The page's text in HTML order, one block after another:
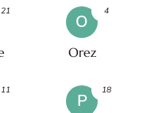
21
O
Orez
4
11
P
18